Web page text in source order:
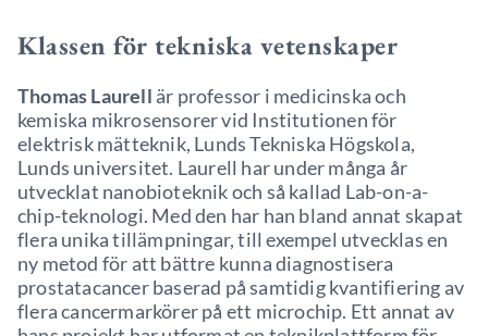
Klassen för tekniska vetenskaper
Thomas Laurell är professor i medicinska och
kemiska mikrosensorer vid Institutionen för
elektrisk mätteknik, Lunds Tekniska Högskola,
Lunds universitet. Laurell har under många år
utvecklat nanobioteknik och så kallad Lab-on-a-
chip-teknologi. Med den har han bland annat skapat
flera unika tillämpningar, till exempel utvecklas en
ny metod för att bättre kunna diagnostisera
prostatacancer baserad på samtidig kvantifiering av
flera cancermarkörer på ett microchip. Ett annat av